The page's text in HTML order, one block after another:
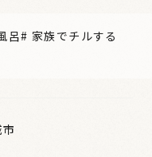
呂#家族でチルする